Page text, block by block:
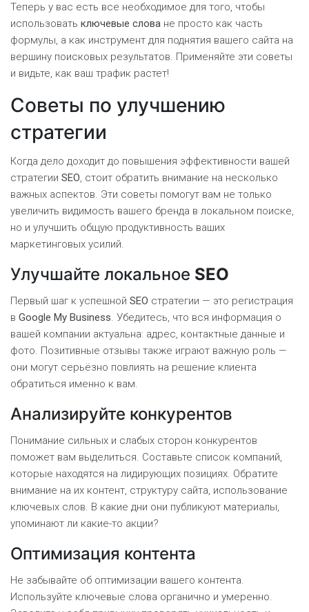
Теперь у вас есть все необходимое для того, чтобы
использовать ключевые слова не просто как часть
формулы, а как инструмент для поднятия вашего сайта на
вершину поисковых результатов. Применяйте эти советы
и видьте, как ваш трафик растет!
Советы по улучшению
стратегии
Когда дело доходит до повышения эффективности вашей
стратегии SEO, стоит обратить внимание на несколько
важных аспектов. Эти советы помогут вам не только
увеличить видимость вашего бренда в локальном поиске,
но и улучшить общую продуктивность ваших
маркетинговых усилий.
Улучшайте локальное SEO
Первый шаг к успешной SEO стратегии — это регистрация
в Google My Business. Убедитесь, что вся информация о
вашей компании актуальна: адрес, контактные данные и
фото. Позитивные отзывы также играют важную роль —
они могут серьёзно повлиять на решение клиента
обратиться именно к вам.
Анализируйте конкурентов
Понимание сильных и слабых сторон конкурентов
поможет вам выделиться. Составьте список компаний,
которые находятся на лидирующих позициях. Обратите
внимание на их контент, структуру сайта, использование
ключевых слов. В какие дни они публикуют материалы,
упоминают ли какие-то акции?
Оптимизация контента
Не забывайте об оптимизации вашего контента.
Используйте ключевые слова органично и умеренно.